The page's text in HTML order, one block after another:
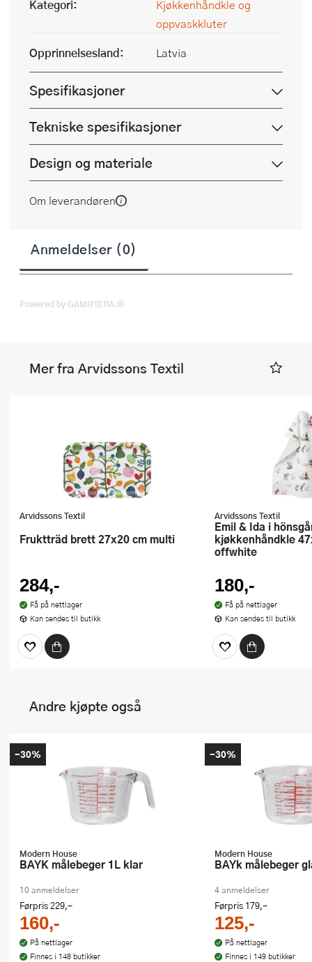
Kategori:
Kjøkkenhåndkle og
oppvaskkluter
Opprinnelsesland:
Latvia
Spesifikasjoner
Tekniske spesifikasjoner
Design og materiale
Om leverandøren
Anmeldelser (0)
Powered by GAMIFIERA.®
Mer fra Arvidssons Textil
Arvidssons Textil
Fruktträd brett 27x20 cm multi
284,-
Få på nettlager
Kan sendes til butikk
Arvidssons Textil
Emil & Ida i hönsgården
kjøkkenhåndkle
offwhite
180,-
Få på nettlager
Kan sendes til butikk
Andre kjøpte også
Modern House
bAYK målebeger 1L klar
10 anmeldelser
Førpris229,-
160,-
På nettlager
Finnes i 148 butikker
-30%
Modern House
bAYk målebeger
4 anmeldelser
Førpris 179,-
125,-
På nettlager
Finnes i 149 butikker
-30%